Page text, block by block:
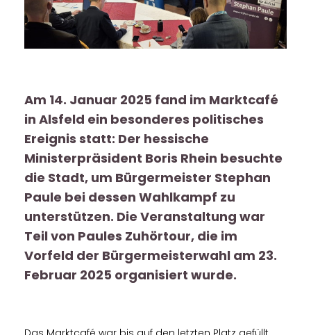
Am 14. Januar 2025 fand im Marktcafé
in Alsfeld ein besonderes politisches
Ereignis statt: Der hessische
Ministerpräsident Boris Rhein besuchte
die Stadt, um Bürgermeister Stephan
Paule bei dessen Wahlkampf zu
unterstützen. Die Veranstaltung war
Teil von Paules Zuhörtour, die im
Vorfeld der Bürgermeisterwahl am 23.
Februar 2025 organisiert wurde.